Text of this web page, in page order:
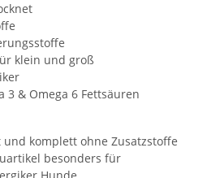
klein und groß
3 & Omega 6 Fettsäuren
komplett ohne Zusatzstoffe
besonders für